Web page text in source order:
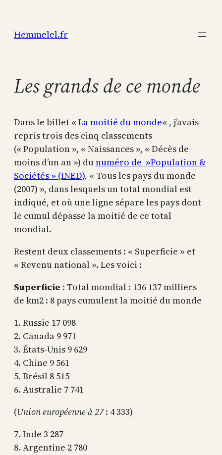
contenu
Hemmelel.fr
Les grands de ce monde
Dans le billet « La moitié du monde« , j’avais
repris trois des cinq classements
(« Population », « Naissances », « Décès de
moins d’un an ») dunuméro de »Population &
Sociétés » (INED), « Tous les pays du monde
(2007) », dans lesquels un total mondial est
indiqué, et où une ligne sépare les pays dont
le cumul dépasse la moitié de ce total
mondial.
Restent deux classements : « Superficie » et
« Revenu national ». Les voici :
Superficie : Total mondial : 136 137 milliers
de km2 : 8 pays cumulent la moitié du monde
1. Russie 17 098
2. Canada 9 971
3. États-Unis 9 629
4. Chine 9 561
5. Brésil 8 515
6. Australie 7 741
(Union européenne à 27: 4 333)
7. Inde 3 287
8. Argentine 2 780